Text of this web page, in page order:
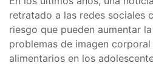
retratado a las redes sociales
riesgo que pueden aumentar
problemas de imagen
alimentarios en los